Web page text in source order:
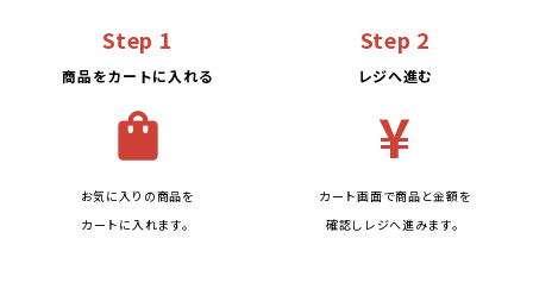
Step 1
商品をカートに入れる
shopping_bag
お気に入りの商品を
カートに入れます。
Step 2
レジへ進む
¥
カート画面で商品と金額を
確認しレジへ進みます。